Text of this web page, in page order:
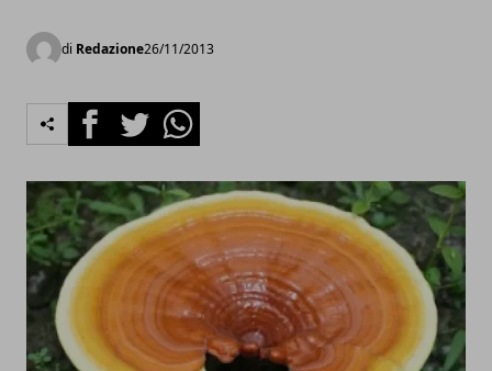
di Redazione26/11/2013
FacebookTwitterWhatsapp